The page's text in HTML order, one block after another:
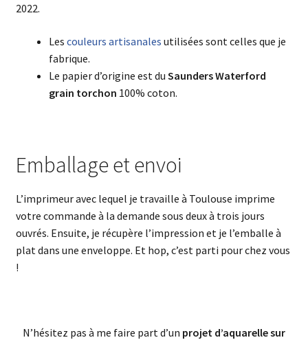
2022.
Les couleurs artisanales utilisées sont celles que je
fabrique.
Le papier d’origine est du Saunders Waterford
grain torchon 100% coton.
Emballage et envoi
L’imprimeur avec lequel je travaille à Toulouse imprime
votre commande à la demande sous deux à trois jours
ouvrés. Ensuite, je récupère l’impression et je l’emballe à
plat dans une enveloppe. Et hop, c’est parti pour chez vous
!
N’hésitez pas à me faire part d’un projet d’aquarelle sur